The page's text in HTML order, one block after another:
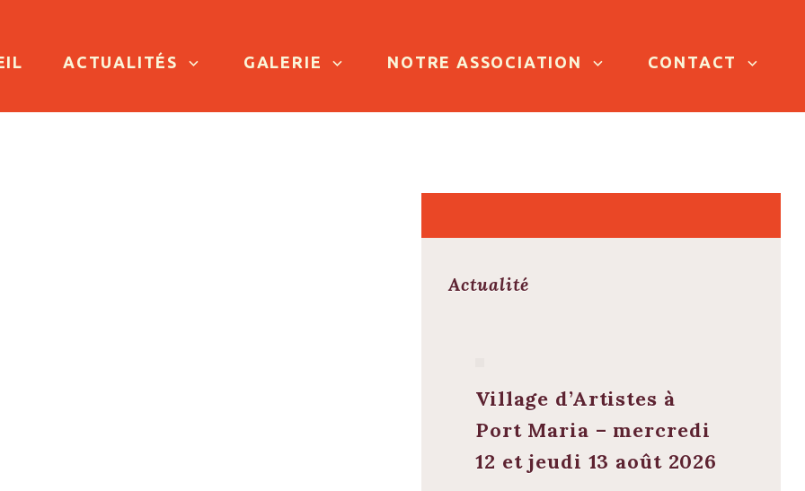
ACTUALITÉS GALERIE NOTRE ASSOCIATION CONTACT
Actualité
Village d’Artistes à
Port Maria – mercredi
12 et jeudi 13 août 2026